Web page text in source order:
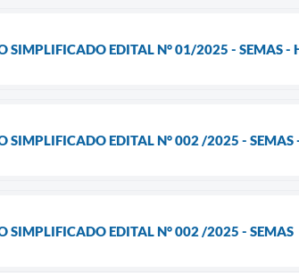
SIMPLIFICADO EDITAL N° 01/2025 - SEMAS
SIMPLIFICADO EDITAL N° 002 /2025 - SEMAS
SIMPLIFICADO EDITAL N° 002 /2025 - SEMAS